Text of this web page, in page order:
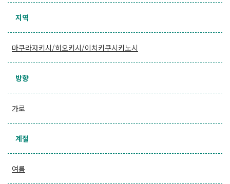
지역
마쿠라자키시/히오키시/이치키쿠시키노시
방향
가로
계절
여름